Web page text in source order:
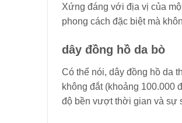
Xứng đáng với địa vị của
phong cách đặc biệt mà
dây đồng hồ da bò
Có thể nói, dây đồng hồ da
không đắt (khoảng 100.000
độ bền vượt thời gian và sự